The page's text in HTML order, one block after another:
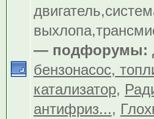
— подфорумы:
бензонасос,
катализатор,
антифриз...,